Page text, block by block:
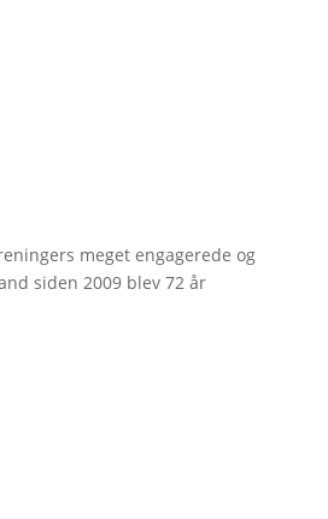
meget engagerede og
siden 2009 blev 72 år